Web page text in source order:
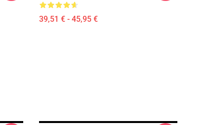
39,51 € - 45,95 €